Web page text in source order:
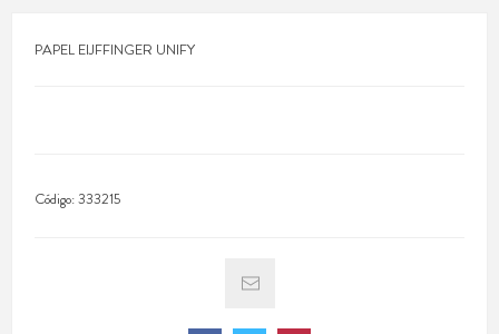
PAPEL EIJFFINGER UNIFY
Código:333215